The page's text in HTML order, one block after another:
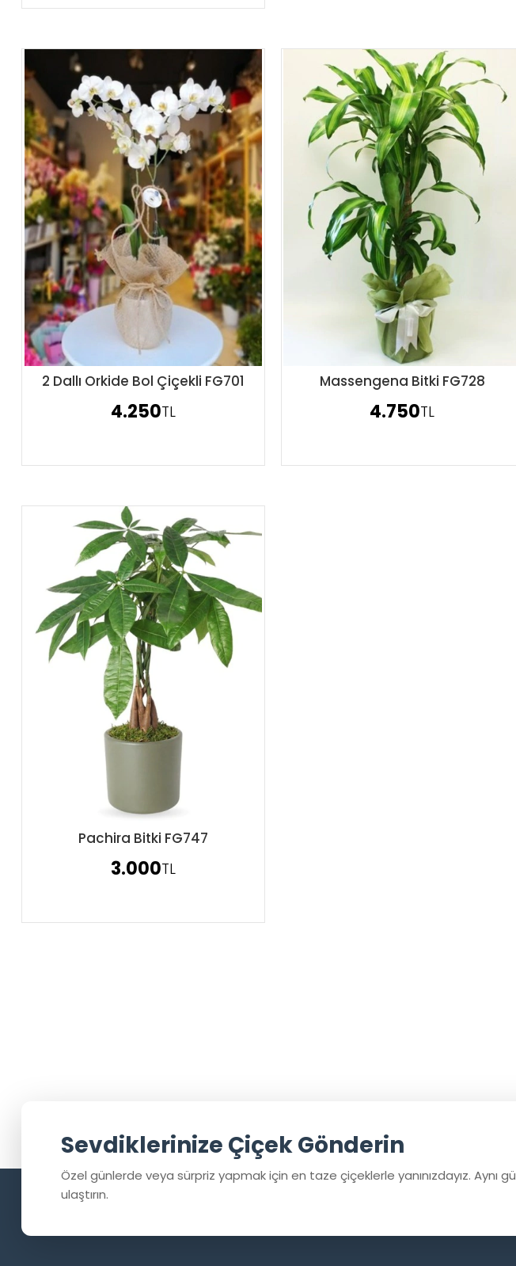
Sipariş Ver
2 Dallı Orkide Bol Çiçekli FG701
4.250TL
Sipariş Ver
Massengena Bitki FG728
4.750TL
Sipariş Ver
Pachira Bitki FG747
3.000TL
Sevdiklerinize Çiçek Gönderin
Özel günlerde veya sürpriz yapmak için en taze çiçeklerle yanınızdayız. Aynı
ulaştırın.